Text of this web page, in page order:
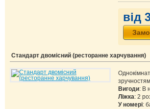
від
Стандарт двомісний (ресторанне харчування)
Вигоди: В
Ліжка: 2
У номері: